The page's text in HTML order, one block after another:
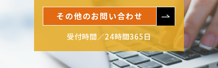
その他のお問い合わせ
受付時間／24時間365日